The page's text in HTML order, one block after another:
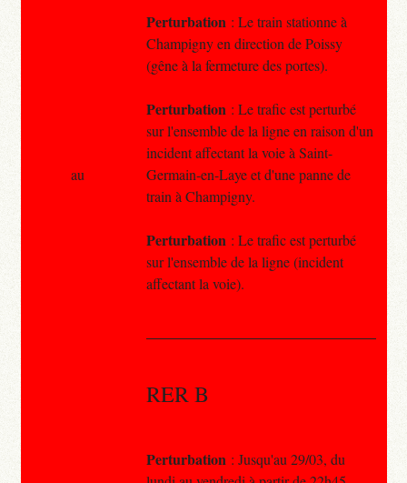
Perturbation : Le train stationne à
Champigny en direction de Poissy
(gêne à la fermeture des portes).
Perturbation : Le trafic est perturbé
sur l'ensemble de la ligne en raison d'un
incident affectant la voie à Saint-
Germain-en-Laye et d'une panne de
train à Champigny.
Perturbation : Le trafic est perturbé
sur l'ensemble de la ligne (incident
affectant la voie).
RER B
Perturbation : Jusqu'au 29/03, du
au